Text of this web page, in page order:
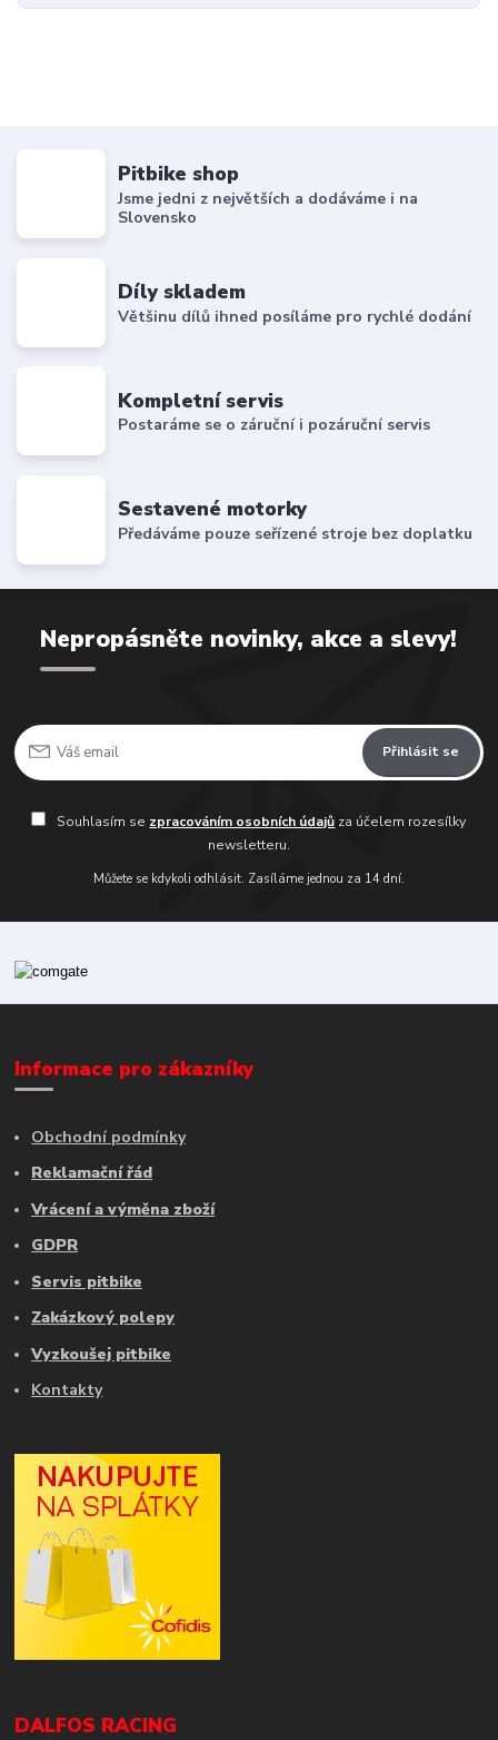
Pitbike shop
Jsme jedni z největších a dodáváme i na
Slovensko
Díly skladem
Většinu dílů ihned posíláme pro rychlé dodání
Kompletní servis
Postaráme se o záruční i pozáruční servis
Sestavené motorky
Předáváme pouze seřízené stroje bez doplatku
Nepropásněte novinky, akce a slevy!
Přihlásit se
Souhlasím se zpracováním osobních údajů za účelem rozesílky
newsletteru.
Můžete se kdykoli odhlásit. Zasíláme jednou za 14 dní.
Informace pro zákazníky
Obchodní podmínky
Reklamační řád
Vrácení a výměna zboží
GDPR
Servis pitbike
Zakázkový polepy
Vyzkoušej pitbike
Kontakty
DALFOS RACING